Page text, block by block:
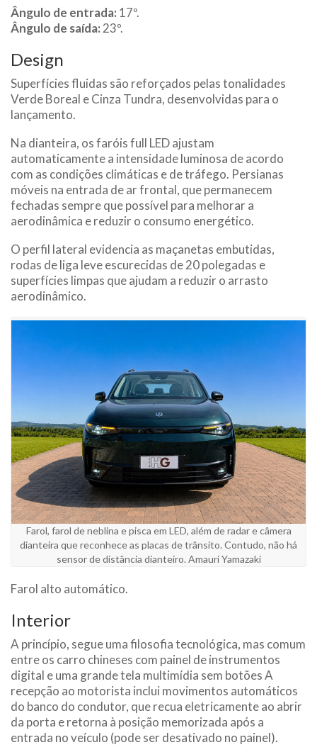
Ângulo de entrada: 17º.
Ângulo de saída:23º.
Design
Superfícies fluidas são reforçados pelas tonalidades
Verde Boreal e Cinza Tundra, desenvolvidas para o
lançamento.
Na dianteira, os faróis full LED ajustam
automaticamente a intensidade luminosa de acordo
com as condições climáticas e de tráfego. Persianas
móveis na entrada de ar frontal, que permanecem
fechadas sempre que possível para melhorar a
aerodinâmica e reduzir o consumo energético.
O perfil lateral evidencia as maçanetas embutidas,
rodas de liga leve escurecidas de 20 polegadas e
superfícies limpas que ajudam a reduzir o arrasto
aerodinâmico.
Farol, farol de neblina e pisca em LED, além de radar e câmera
dianteira que reconhece as placas de trânsito. Contudo, não há
sensor de distância dianteiro. Amauri Yamazaki
Farol alto automático.
Interior
A princípio, segue uma filosofia tecnológica, mas comum
entre os carro chineses com painel de instrumentos
digital e uma grande tela multimídia sem botões A
recepção ao motorista inclui movimentos automáticos
do banco do condutor, que recua eletricamente ao abrir
da porta e retorna à posição memorizada após a
entrada no veículo (pode ser desativado no painel).